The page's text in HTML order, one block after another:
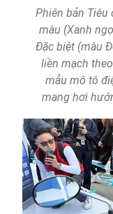
Phiên bản Tiêu
màu (Xanh
Đặc biệt (màu
liền mạch
mẫu mô tô
mang hơi